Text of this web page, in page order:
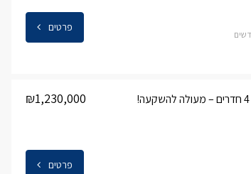
פרטים
₪1,230,000
פרטים